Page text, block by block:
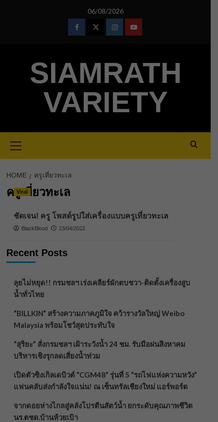
06/08/2026
FacebookTwitterInstagramYoutube
SIAMRATH
VARIETY
Menu
HOME ครูเที่ยวทะเล
ครูเที่ยวทะเล
Viral
ชัดเจน! ครู โพสต์รูปใส่เครื่องแบบครูเที่ยวทะเล
BlackBlood 23/04/2022
Recent Posts
ลุยไม่หยุด!! กรมชลฯ เร่งเคลียร์ผักตบชวา-ติดตั้งเครื่องสูบ
น้ำทั่วไทย
“BILLKIN” สร้างความภาคภูมิใจ คว้ารางวัลใหญ่ Weibo
Malaysia พร้อมโชว์สุดประทับใจ
“สุริยะ” สั่งกรมชลฯ เฝ้าระวังน้ำ 24 ชม. รับมือฝนสิงหาคม
บริหารเชิงรุกลดเสี่ยงน้ำท่วม
เปิดตัวซิงเกิลเดบิวต์ “CGM48” รุ่นที่ 5 “รถไฟแห่งความหวัง”
แฟนคลับส่งกำลังใจแน่น! ณ เซ็นทรัลเชียงใหม่ แอร์พอร์ต
จากดอยห่างไกลสู่คลังโปรตีนสัตว์น้ำ ยกระดับคุณภาพชีวิต
นร.ตชด.บ้านห้วยเป้า